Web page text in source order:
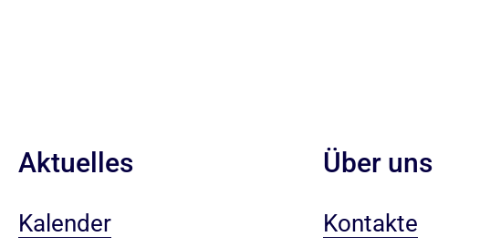
Aktuelles
Kalender
Über uns
Kontakte